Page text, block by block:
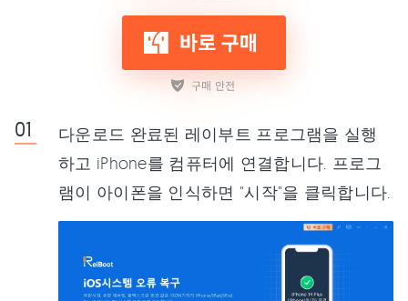
다운로드 완료된 레이부트 프로그램을 실행
하고 iPhone를 컴퓨터에 연결합니다. 프로그
램이 아이폰을 인식하면 "시작"을 클릭합니다.